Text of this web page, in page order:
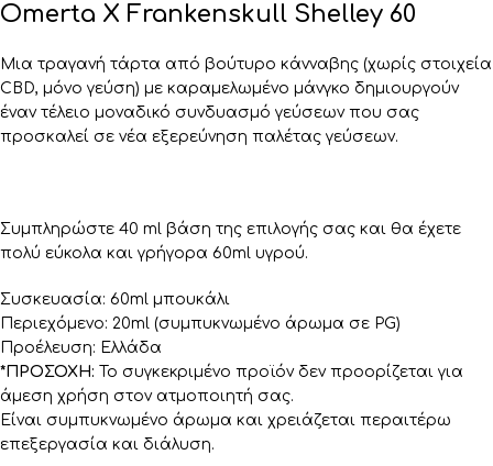
Omerta X Frankenskull Shelley 60
Μια τραγανή τάρτα από βούτυρο κάνναβης (χωρίς στοιχεία
CBD, μόνο γεύση) με καραμελωμένο μάνγκο δημιουργούν
έναν τέλειο μοναδικό συνδυασμό γεύσεων που σας
προσκαλεί σε νέα εξερεύνηση παλέτας γεύσεων.
Συμπληρώστε 40 ml βάση της επιλογής σας και θα έχετε
πολύ εύκολα και γρήγορα 60ml υγρού.
Συσκευασία: 60ml μπουκάλι
Περιεχόμενο: 20ml (συμπυκνωμένο άρωμα σε PG)
Προέλευση: Ελλάδα
*ΠΡΟΣΟΧΗ: Το συγκεκριμένο προϊόν δεν προορίζεται για
άμεση χρήση στον ατμοποιητή σας.
Είναι συμπυκνωμένο άρωμα και χρειάζεται περαιτέρω
επεξεργασία και διάλυση.